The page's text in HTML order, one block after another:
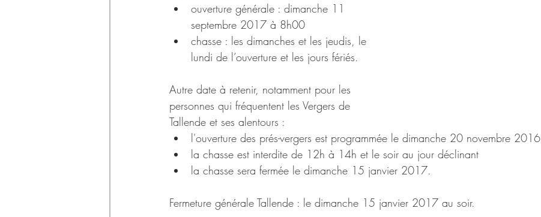
ouverture générale : dimanche 11
septembre 2017 à 8h00
chasse : les dimanches et les jeudis, le
lundi de l’ouverture et les jours fériés.
Autre date à retenir, notamment pour les
personnes qui fréquentent les Vergers de
Tallende et ses alentours :
l'ouverture des prés-vergers est programmée le dimanche 20 novembre 2016
la chasse est interdite de 12h à 14h et le soir au jour déclinant
la chasse sera fermée le dimanche 15 janvier 2017.
Fermeture générale Tallende : le dimanche 15 janvier 2017 au soir.